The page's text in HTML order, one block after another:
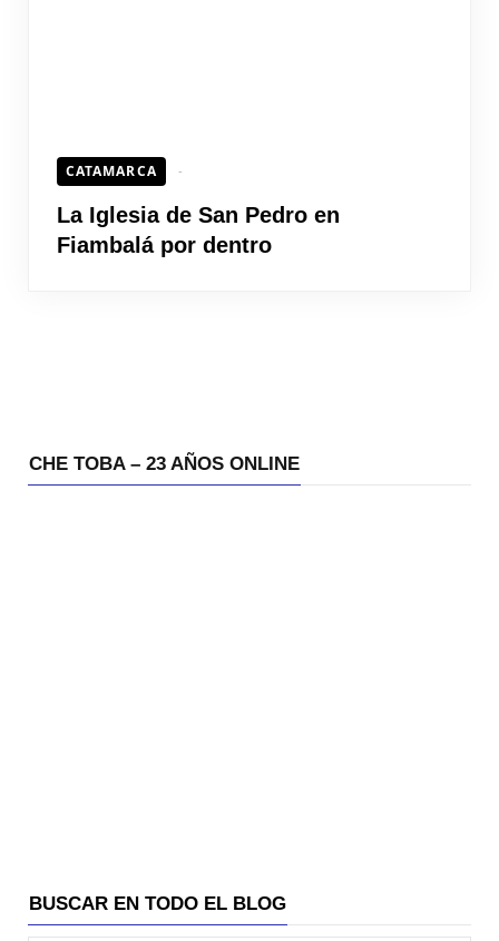
CATAMARCA
La Iglesia de San Pedro en
Fiambalá por dentro
CHE TOBA – 23 AÑOS ONLINE
BUSCAR EN TODO EL BLOG